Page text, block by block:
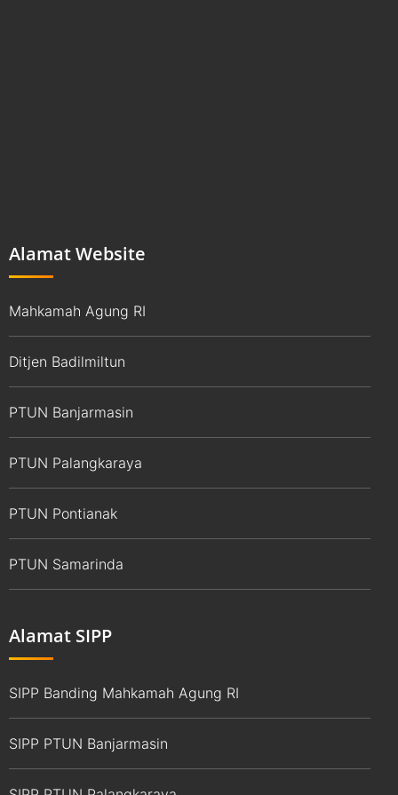
Alamat Website
Mahkamah Agung RI
Ditjen Badilmiltun
PTUN Banjarmasin
PTUN Palangkaraya
PTUN Pontianak
PTUN Samarinda
Alamat SIPP
SIPP Banding Mahkamah Agung RI
SIPP PTUN Banjarmasin